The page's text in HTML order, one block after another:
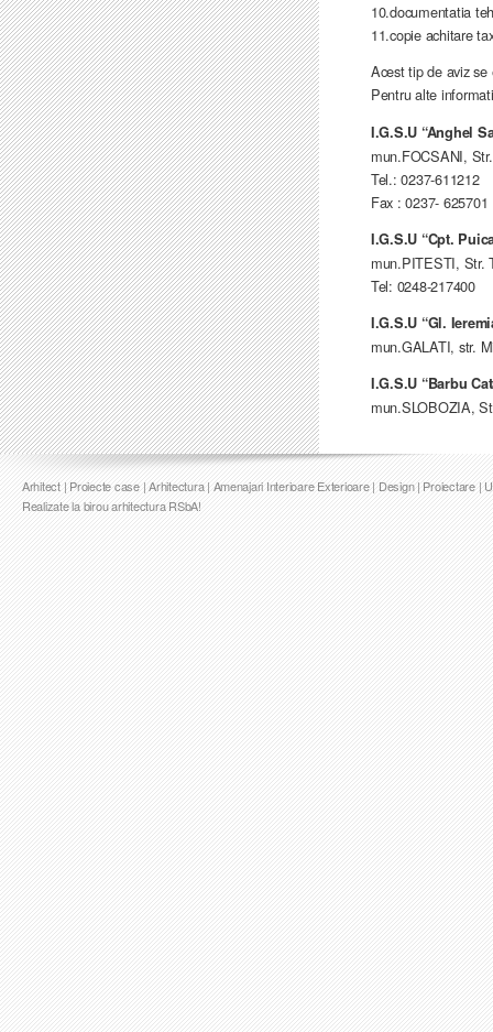
10.documentatia
11.copie achitare
Acest tip de aviz
Pentru alte
I.G.S.U “Anghel
mun.FOCSANI,
Tel.: 0237-611212
Fax : 0237- 625701
I.G.S.U “Cpt.
mun.PITESTI, Str.
Tel: 0248-217400
I.G.S.U “Gl.
mun.GALATI, str.
I.G.S.U “Barbu
mun.SLOBOZIA,
Arhitect | Proiecte case | Arhitectura | Amenajari Interioare Exterioare | Design | Proiectare |
Realizate la birou arhitectura RSbA!